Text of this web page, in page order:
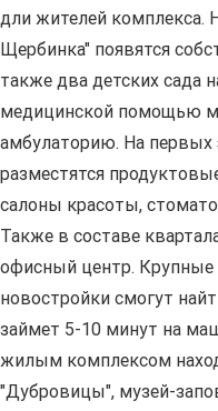
дли жителей комплекса.
Щербинка" появятся
также два детских сада
медицинской помощью
амбулаторию. На
разместятся
салоны красоты,
Также в составе
офисный центр.
новостройки смогут
займет 5-10 минут на
жилым комплексом
"Дубровицы", музей-